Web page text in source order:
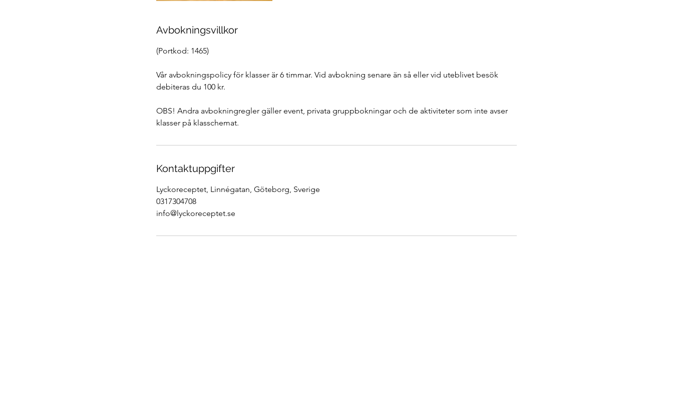
Avbokningsvillkor
(Portkod: 1465)
Vår avbokningspolicy för klasser är 6 timmar. Vid avbokning senare än så eller vid uteblivet besök
debiteras du 100 kr.
OBS! Andra avbokningregler gäller event, privata gruppbokningar och de aktiviteter som inte avser
klasser på klasschemat.
Kontaktuppgifter
Lyckoreceptet, Linnégatan, Göteborg, Sverige
0317304708
info@lyckoreceptet.se